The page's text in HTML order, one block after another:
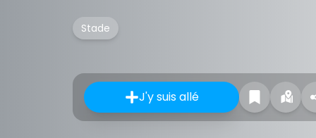
Stade
J'y suis allé